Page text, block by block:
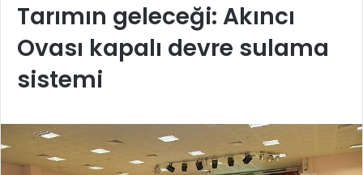
Tarımın geleceği: Akıncı
Ovası kapalı devre sulama
sistemi